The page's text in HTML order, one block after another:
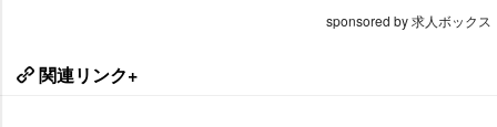
sponsored by 求人ボックス
関連リンク+